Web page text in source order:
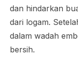
dan hindarkan
dari logam.
dalam wadah
bersih.